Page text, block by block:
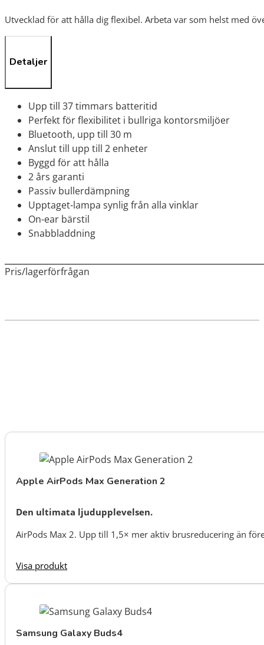
Utvecklad för att hålla dig flexibel. Arbeta var som helst med
Detaljer
Upp till 37 timmars batteritid
Perfekt för flexibilitet i bullriga kontorsmiljöer
Bluetooth, upp till 30 m
Anslut till upp till 2 enheter
Byggd för att hålla
2 års garanti
Passiv bullerdämpning
Upptaget-lampa synlig från alla vinklar
On-ear bärstil
Snabbladdning
Pris/lagerförfrågan
Apple AirPods Max Generation 2
Den ultimata ljudupplevelsen.
AirPods Max 2. Upp till 1,5× mer aktiv brusreducering än
Visa produkt
Samsung Galaxy Buds4